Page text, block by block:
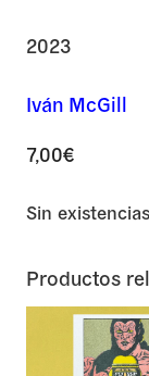
2023
Iván McGill
7,00€
Sin existencias
Productos